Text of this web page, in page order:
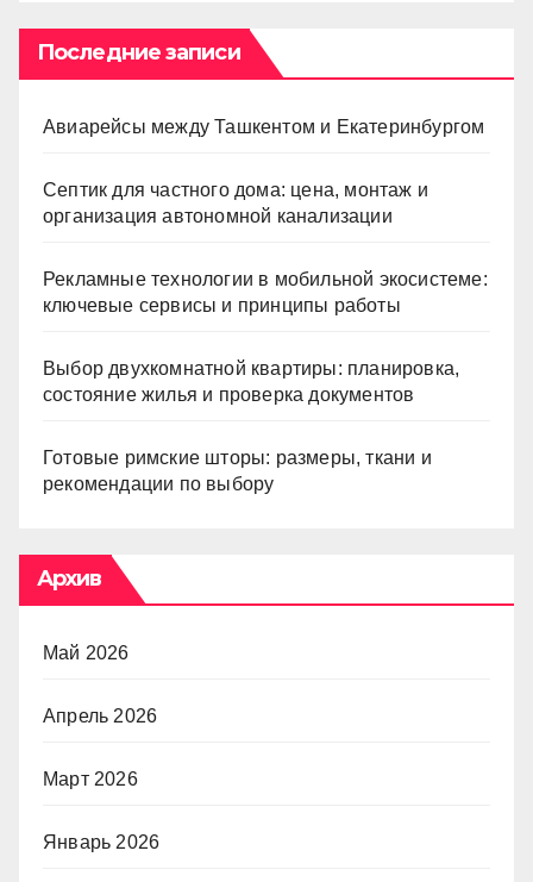
Последние записи
Авиарейсы между Ташкентом и Екатеринбургом
Септик для частного дома: цена, монтаж и
организация автономной канализации
Рекламные технологии в мобильной экосистеме:
ключевые сервисы и принципы работы
Выбор двухкомнатной квартиры: планировка,
состояние жилья и проверка документов
Готовые римские шторы: размеры, ткани и
рекомендации по выбору
Архив
Май 2026
Апрель 2026
Март 2026
Январь 2026